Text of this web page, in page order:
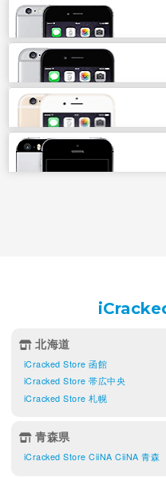
北海道
iCracked Store 函館
iCracked Store 帯広中央
iCracked Store 札幌
青森県
iCracked Store CiiNA CiiNA 青森